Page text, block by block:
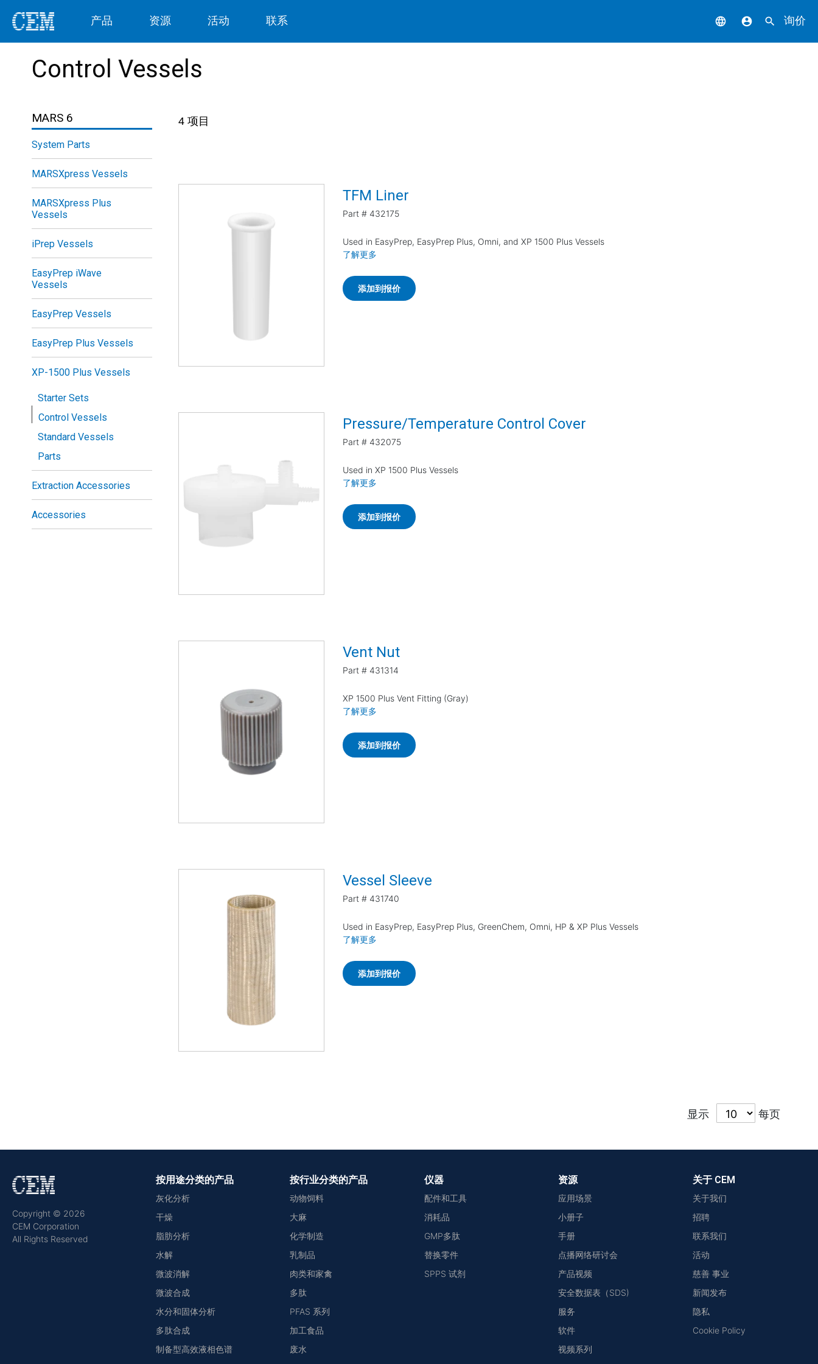
产品 资源 活动 联系 language account_circle search 询价
Control Vessels
4 项目
TFM Liner
Part # 432175
Used in EasyPrep, EasyPrep Plus, Omni, and XP 1500 Plus Vessels
了解更多
添加到报价
Pressure/Temperature Control Cover
Part # 432075
Used in XP 1500 Plus Vessels
了解更多
添加到报价
Vent Nut
Part # 431314
XP 1500 Plus Vent Fitting (Gray)
了解更多
添加到报价
Vessel Sleeve
Part # 431740
Used in EasyPrep, EasyPrep Plus, GreenChem, Omni, HP & XP Plus Vessels
了解更多
添加到报价
显示 每页
MARS 6
System Parts
MARSXpress Vessels
MARSXpress Plus
Vessels
iPrep Vessels
EasyPrep iWave
Vessels
EasyPrep Vessels
EasyPrep Plus Vessels
XP-1500 Plus Vessels
Starter Sets
Control Vessels
Standard Vessels
Parts
Extraction Accessories
Accessories
Copyright © 2026
CEM Corporation
All Rights Reserved
按用途分类的产品
灰化分析
干燥
脂肪分析
水解
微波消解
微波合成
水分和固体分析
多肽合成
制备型高效液相色谱
按行业分类的产品
动物饲料
大麻
化学制造
乳制品
肉类和家禽
多肽
PFAS 系列
加工食品
废水
仪器
配件和工具
消耗品
GMP多肽
替换零件
SPPS 试剂
资源
应用场景
小册子
手册
点播网络研讨会
产品视频
安全数据表（SDS)
服务
软件
视频系列
关于 CEM
关于我们
招聘
联系我们
活动
慈善 事业
新闻发布
隐私
Cookie Policy